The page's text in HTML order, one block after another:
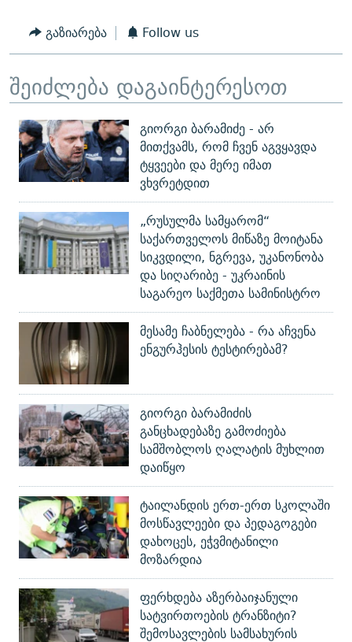
გაზიარება Follow us
შეიძლება დაგაინტერესოთ
გიორგი ბარამიძე - არ
მითქვამს, რომ ჩვენ აგვყავდა
ტყვეები და მერე იმათ
ვხვრეტდით
„რუსულმა სამყარომ“
საქართველოს მიწაზე მოიტანა
სიკვდილი, ნგრევა, უკანონობა
და სიღარიბე - უკრაინის
საგარეო საქმეთა სამინისტრო
მესამე ჩაბნელება - რა აჩვენა
ენგურჰესის ტესტირებამ?
გიორგი ბარამიძის
განცხადებაზე გამოძიება
სამშობლოს ღალატის მუხლით
დაიწყო
ტაილანდის ერთ-ერთ სკოლაში
მოსწავლეები და პედაგოგები
დახოცეს, ეჭვმიტანილი
მოზარდია
ფერხდება აზერბაიჯანული
სატვირთოების ტრანზიტი?
შემოსავლების სამსახურის